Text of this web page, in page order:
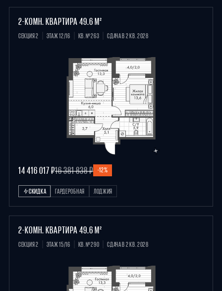
2-КОМН. КВАРТИРА 49.6 М²
СЕКЦИЯ 2 ЭТАЖ 12/16 КВ. №263 СДАЧА В 2 КВ. 2028
14 416 017 ₽16 381 838 ₽ -12%
СКИДКА ГАРДЕРОБНАЯ ЛОДЖИЯ
2-КОМН. КВАРТИРА 49.6 М²
СЕКЦИЯ 2 ЭТАЖ 15/16 КВ. №290 СДАЧА В 2 КВ. 2028